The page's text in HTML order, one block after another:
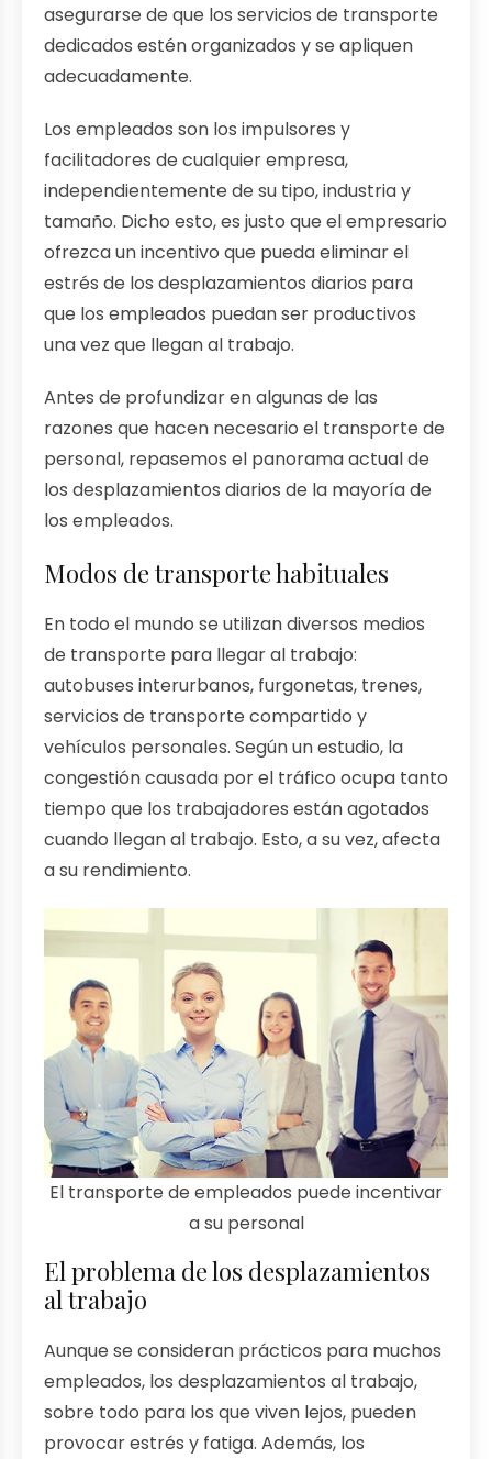
asegurarse de que los servicios de transporte
dedicados estén organizados y se apliquen
adecuadamente.
Los empleados son los impulsores y
facilitadores de cualquier empresa,
independientemente de su tipo, industria y
tamaño. Dicho esto, es justo que el empresario
ofrezca un incentivo que pueda eliminar el
estrés de los desplazamientos diarios para
que los empleados puedan ser productivos
una vez que llegan al trabajo.
Antes de profundizar en algunas de las
razones que hacen necesario el transporte de
personal, repasemos el panorama actual de
los desplazamientos diarios de la mayoría de
los empleados.
Modos de transporte habituales
En todo el mundo se utilizan diversos medios
de transporte para llegar al trabajo:
autobuses interurbanos, furgonetas, trenes,
servicios de transporte compartido y
vehículos personales. Según un estudio, la
congestión causada por el tráfico ocupa tanto
tiempo que los trabajadores están agotados
cuando llegan al trabajo. Esto, a su vez, afecta
a su rendimiento.
El transporte de empleados puede incentivar
a su personal
El problema de los desplazamientos
al trabajo
Aunque se consideran prácticos para muchos
empleados, los desplazamientos al trabajo,
sobre todo para los que viven lejos, pueden
provocar estrés y fatiga. Además, los